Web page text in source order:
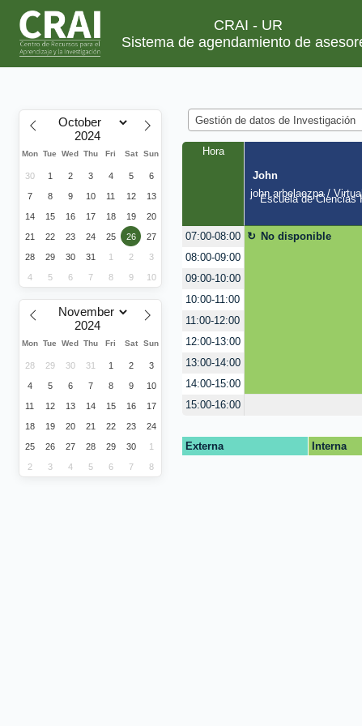
CRAI - UR
Sistema de agendamiento de
Mon Tue Wed Thu Fri Sat Sun
30 1 2 3 4 5 6
7 8 9 10 11 12 13
14 15 16 17 18 19 20
21 22 23 24 25 26 27
28 29 30 31 1 2 3
4 5 6 7 8 9 10
Mon Tue Wed Thu Fri Sat Sun
28 29 30 31 1 2 3
4 5 6 7 8 9 10
11 12 13 14 15 16 17
18 19 20 21 22 23 24
25 26 27 28 29 30 1
2 3 4 5 6 7 8
Gestión de datos de Investigación
Hora
John
john.arbelaezpa / Virtual
Escuela de Ciencias
07:00-08:00
No disponible
08:00-09:00
09:00-10:00
10:00-11:00
11:00-12:00
12:00-13:00
13:00-14:00
14:00-15:00
15:00-16:00
Externa Interna